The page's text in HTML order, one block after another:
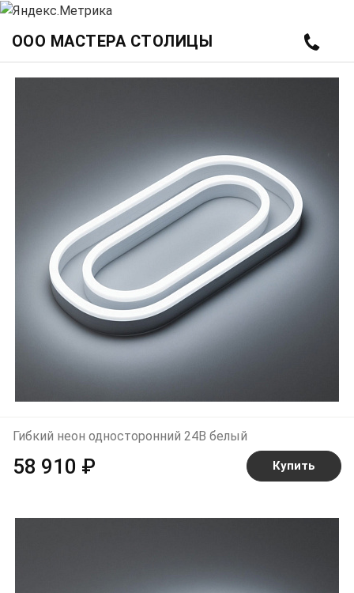
ООО МАСТЕРА СТОЛИЦЫ
Гибкий неон односторонний 24В белый
58 910 ₽ Купить